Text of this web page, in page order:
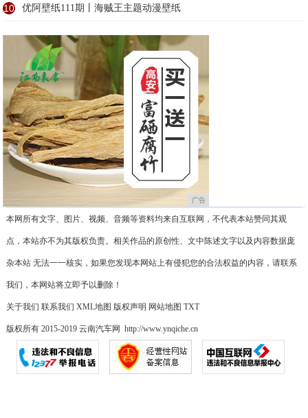
10 优阿壁纸111期丨海贼王主题动漫壁纸
广告
本网所有文字、图片、视频、音频等资料均来自互联网，不代表本站赞同其观
点，本站亦不为其版权负责。相关作品的原创性、文中陈述文字以及内容数据庞
杂本站 无法一一核实，如果您发现本网站上有侵犯您的合法权益的内容，请联系
我们，本网站将立即予以删除！
关于我们 联系我们 XML地图 版权声明 网站地图 TXT
版权所有 2015-2019 云南汽车网 http://www.ynqiche.cn